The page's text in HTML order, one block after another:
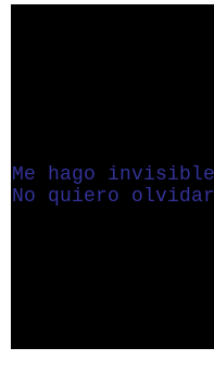
Me hago
No quiero olvidar